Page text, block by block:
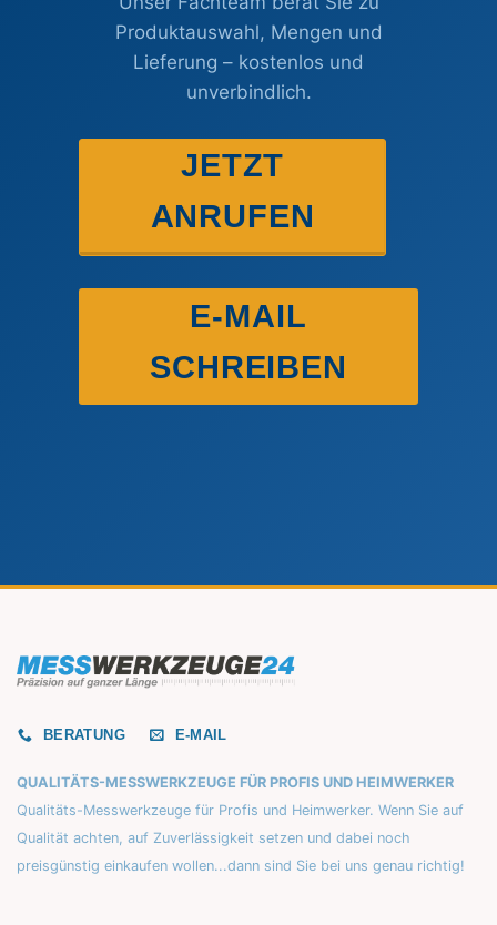
Produktauswahl, Mengen und
Lieferung – kostenlos und
unverbindlich.
JETZT
ANRUFEN
E-MAIL
SCHREIBEN
BERATUNG E-MAIL
QUALITÄTS-MESSWERKZEUGE FÜR PROFIS UND HEIMWERKER
Qualitäts-Messwerkzeuge für Profis und Heimwerker. Wenn Sie auf
Qualität achten, auf Zuverlässigkeit setzen und dabei noch
preisgünstig einkaufen wollen...dann sind Sie bei uns genau richtig!